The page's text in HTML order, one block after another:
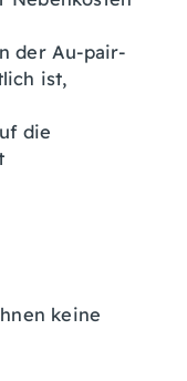
der Au-pair-
ist,
die
keine